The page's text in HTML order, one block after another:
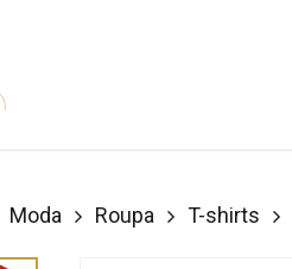
to search or ESC to close
Moda Roupa T-shirts